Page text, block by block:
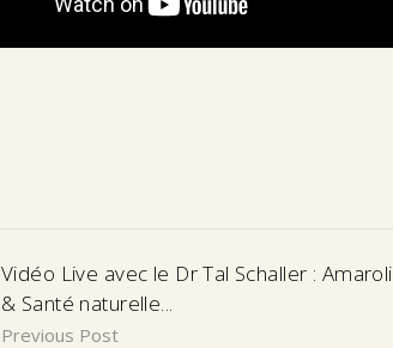
Vidéo Live avec le Dr Tal Schaller : Amaroli
& Santé naturelle...
Previous Post